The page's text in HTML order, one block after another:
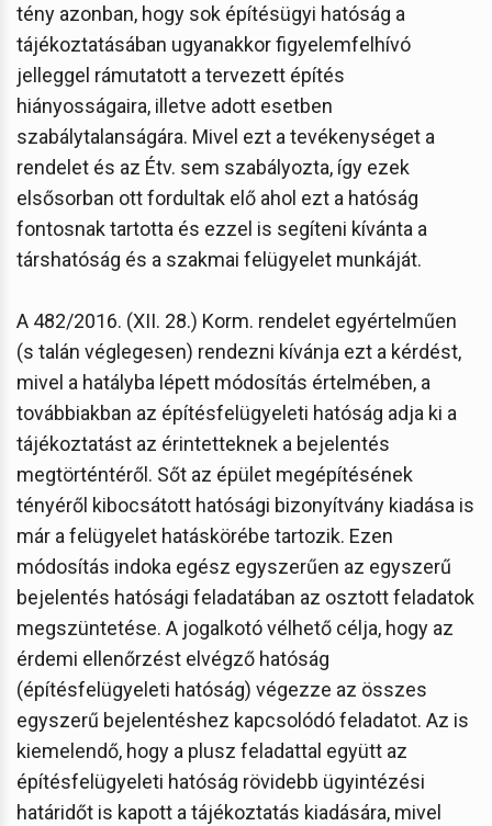
tény azonban, hogy sok építésügyi hatóság a
tájékoztatásában ugyanakkor figyelemfelhívó
jelleggel rámutatott a tervezett építés
hiányosságaira, illetve adott esetben
szabálytalanságára. Mivel ezt a tevékenységet a
rendelet és az Étv. sem szabályozta, így ezek
elsősorban ott fordultak elő ahol ezt a hatóság
fontosnak tartotta és ezzel is segíteni kívánta a
társhatóság és a szakmai felügyelet munkáját.
A 482/2016. (XII. 28.) Korm. rendelet egyértelműen
(s talán véglegesen) rendezni kívánja ezt a kérdést,
mivel a hatályba lépett módosítás értelmében, a
továbbiakban az építésfelügyeleti hatóság adja ki a
tájékoztatást az érintetteknek a bejelentés
megtörténtéről. Sőt az épület megépítésének
tényéről kibocsátott hatósági bizonyítvány kiadása is
már a felügyelet hatáskörébe tartozik. Ezen
módosítás indoka egész egyszerűen az egyszerű
bejelentés hatósági feladatában az osztott feladatok
megszüntetése. A jogalkotó vélhető célja, hogy az
érdemi ellenőrzést elvégző hatóság
(építésfelügyeleti hatóság) végezze az összes
egyszerű bejelentéshez kapcsolódó feladatot. Az is
kiemelendő, hogy a plusz feladattal együtt az
építésfelügyeleti hatóság rövidebb ügyintézési
határidőt is kapott a tájékoztatás kiadására, mivel